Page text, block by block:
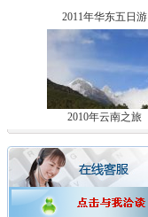
2011年华东五日游
2010年云南之旅